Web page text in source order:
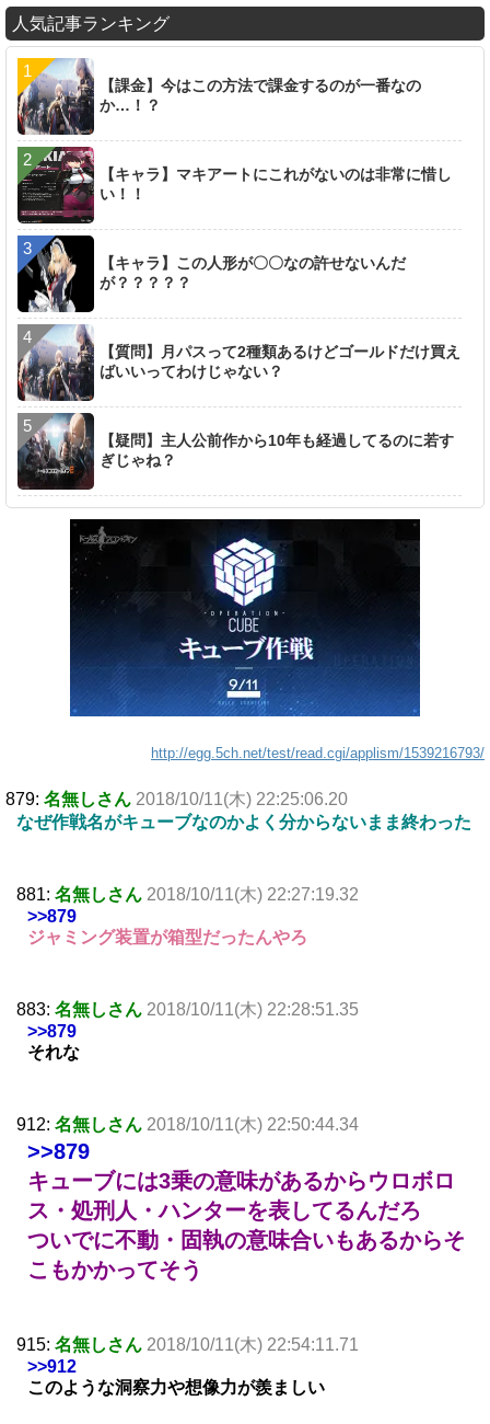
人気記事ランキング
【課金】今はこの方法で課金するのが一番なの
か…！？
【キャラ】マキアートにこれがないのは非常に惜し
い！！
【キャラ】この人形が〇〇なの許せないんだ
が？？？？？
【質問】月パスって2種類あるけどゴールドだけ買え
ばいいってわけじゃない？
【疑問】主人公前作から10年も経過してるのに若す
ぎじゃね？
http://egg.5ch.net/test/read.cgi/applism/1539216793/
879: 名無しさん 2018/10/11(木) 22:25:06.20
なぜ作戦名がキューブなのかよく分からないまま終わった
881: 名無しさん 2018/10/11(木) 22:27:19.32
>>879
ジャミング装置が箱型だったんやろ
883: 名無しさん 2018/10/11(木) 22:28:51.35
>>879
それな
912: 名無しさん 2018/10/11(木) 22:50:44.34
>>879
キューブには3乗の意味があるからウロボロ
ス・処刑人・ハンターを表してるんだろ
ついでに不動・固執の意味合いもあるからそ
こもかかってそう
915: 名無しさん 2018/10/11(木) 22:54:11.71
>>912
このような洞察力や想像力が羨ましい